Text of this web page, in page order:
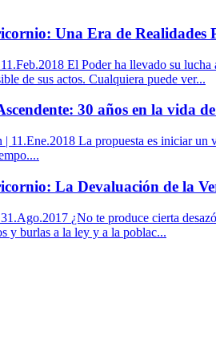
Una Era de Realidades
11.Feb.2018 El Poder ha llevado su
de sus actos. Cualquiera puede ver...
30 años en la vida
| 11.Ene.2018 La propuesta es iniciar un
La Devaluación de la
31.Ago.2017 ¿No te produce cierta
y burlas a la ley y a la poblac...